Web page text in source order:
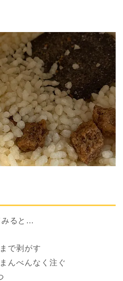
みると…
で剥がす
んべんなく注ぐ